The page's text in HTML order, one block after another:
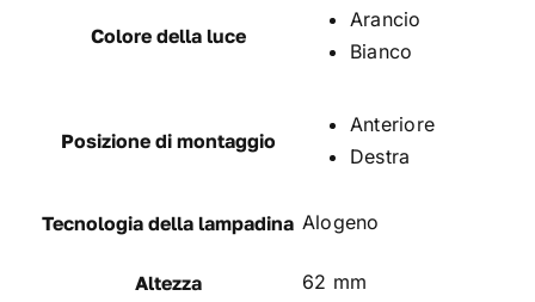
Colore della luce
Arancio
Bianco
Posizione di montaggio
Anteriore
Destra
Tecnologia della lampadina Alogeno
Altezza 62 mm